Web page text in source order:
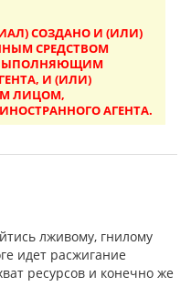
СОЗДАНО И (ИЛИ)
СРЕДСТВОМ
И (ИЛИ)
ЛИЦОМ,
АГЕНТА.
лживому, гнилому
идет расжигание
ресурсов и конечно же